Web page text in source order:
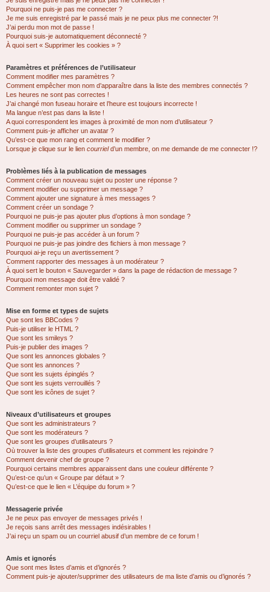
Pourquoi ne puis-je pas me connecter ?
Je me suis enregistré par le passé mais je ne peux plus me connecter ?!
J’ai perdu mon mot de passe !
Pourquoi suis-je automatiquement déconnecté ?
À quoi sert « Supprimer les cookies » ?
Paramètres et préférences de l’utilisateur
Comment modifier mes paramètres ?
Comment empêcher mon nom d’apparaître dans la liste des membres connectés ?
Les heures ne sont pas correctes !
J’ai changé mon fuseau horaire et l’heure est toujours incorrecte !
Ma langue n’est pas dans la liste !
A quoi correspondent les images à proximité de mon nom d’utilisateur ?
Comment puis-je afficher un avatar ?
Qu’est-ce que mon rang et comment le modifier ?
Lorsque je clique sur le lien courrield’un membre, on me demande de me connecter !?
Problèmes liés à la publication de messages
Comment créer un nouveau sujet ou poster une réponse ?
Comment modifier ou supprimer un message ?
Comment ajouter une signature à mes messages ?
Comment créer un sondage ?
Pourquoi ne puis-je pas ajouter plus d’options à mon sondage ?
Comment modifier ou supprimer un sondage ?
Pourquoi ne puis-je pas accéder à un forum ?
Pourquoi ne puis-je pas joindre des fichiers à mon message ?
Pourquoi ai-je reçu un avertissement ?
Comment rapporter des messages à un modérateur ?
À quoi sert le bouton « Sauvegarder » dans la page de rédaction de message ?
Pourquoi mon message doit être validé ?
Comment remonter mon sujet ?
Mise en forme et types de sujets
Que sont les BBCodes ?
Puis-je utiliser le HTML ?
Que sont les smileys ?
Puis-je publier des images ?
Que sont les annonces globales ?
Que sont les annonces ?
Que sont les sujets épinglés ?
Que sont les sujets verrouillés ?
Que sont les icônes de sujet ?
Niveaux d’utilisateurs et groupes
Que sont les administrateurs ?
Que sont les modérateurs ?
Que sont les groupes d’utilisateurs ?
Où trouver la liste des groupes d’utilisateurs et comment les rejoindre ?
Comment devenir chef de groupe ?
Pourquoi certains membres apparaissent dans une couleur différente ?
Qu’est-ce qu’un « Groupe par défaut » ?
Qu’est-ce que le lien « L’équipe du forum » ?
Messagerie privée
Je ne peux pas envoyer de messages privés !
Je reçois sans arrêt des messages indésirables !
J’ai reçu un spam ou un courriel abusif d’un membre de ce forum !
Amis et ignorés
Que sont mes listes d’amis et d’ignorés ?
Comment puis-je ajouter/supprimer des utilisateurs de ma liste d’amis ou d’ignorés ?